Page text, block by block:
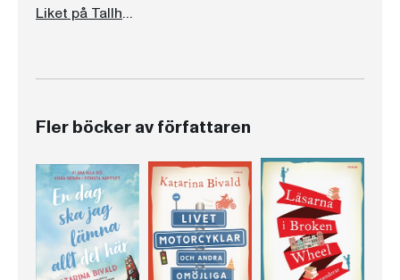
Liket på Tallholmen
Fler böcker av författaren